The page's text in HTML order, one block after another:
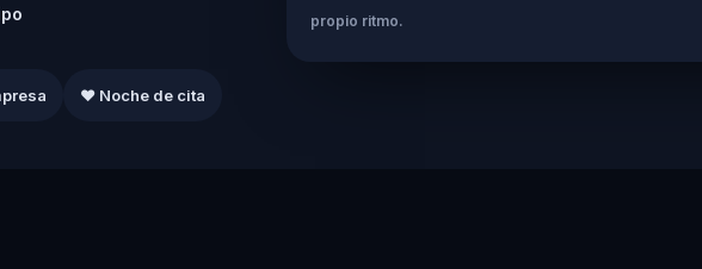
❤️ Noche de cita
propio ritmo.